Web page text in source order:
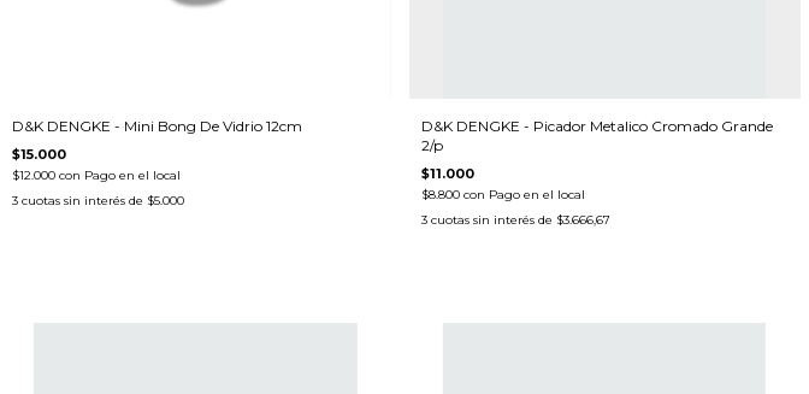
D&K DENGKE - Mini Bong De Vidrio 12cm
$15.000
$12.000 con Pago en el local
3 cuotas sin interés de $5.000
D&K DENGKE - Picador Metalico Cromado Grande
2/p
$11.000
$8.800 con Pago en el local
3 cuotas sin interés de $3.666,67